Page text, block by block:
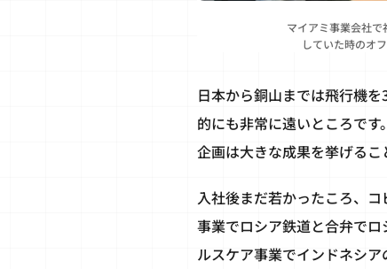
マイアミ事業会社で
していた時のオ
日本から銅山までは飛行機
的にも非常に遠いところで
企画は大きな成果を挙げる
入社後まだ若かったころ、
事業でロシア鉄道と合弁で
ルスケア事業でインドネシ